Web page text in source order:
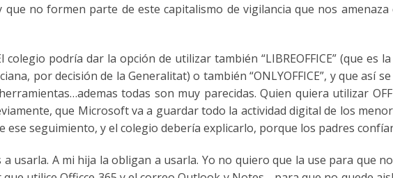
que no formen parte de este capitalismo de vigilancia que nos
colegio podría dar la opción de utilizar también “LIBREOFFICE” (que es
por decisión de la Generalitat) o también “ONLYOFFICE”, y que así
todas son muy parecidas. Quien quiera utilizar
que Microsoft va a guardar todo la actividad digital de los
ese seguimiento, y el colegio debería explicarlo, porque los padres
a usarla. A mi hija la obligan a usarla. Yo no quiero que la use para que